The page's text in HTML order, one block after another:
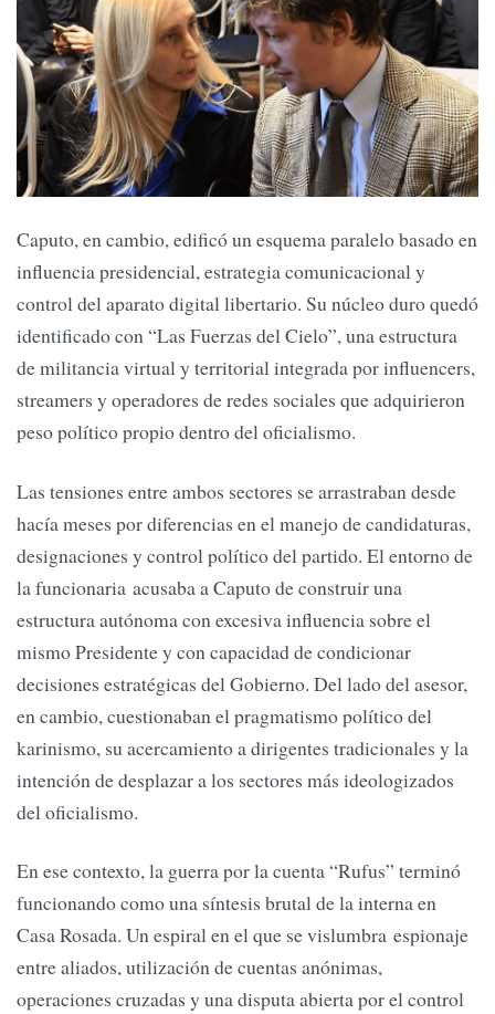
Caputo, en cambio, edificó un esquema paralelo basado en
influencia presidencial, estrategia comunicacional y
control del aparato digital libertario. Su núcleo duro quedó
identificado con “Las Fuerzas del Cielo”, una estructura
de militancia virtual y territorial integrada por influencers,
streamers y operadores de redes sociales que adquirieron
peso político propio dentro del oficialismo.
Las tensiones entre ambos sectores se arrastraban desde
hacía meses por diferencias en el manejo de candidaturas,
designaciones y control político del partido. El entorno de
la funcionaria acusaba a Caputo de construir una
estructura autónoma con excesiva influencia sobre el
mismo Presidente y con capacidad de condicionar
decisiones estratégicas del Gobierno. Del lado del asesor,
en cambio, cuestionaban el pragmatismo político del
karinismo, su acercamiento a dirigentes tradicionales y la
intención de desplazar a los sectores más ideologizados
del oficialismo.
En ese contexto, la guerra por la cuenta “Rufus” terminó
funcionando como una síntesis brutal de la interna en
Casa Rosada. Un espiral en el que se vislumbra espionaje
entre aliados, utilización de cuentas anónimas,
operaciones cruzadas y una disputa abierta por el control